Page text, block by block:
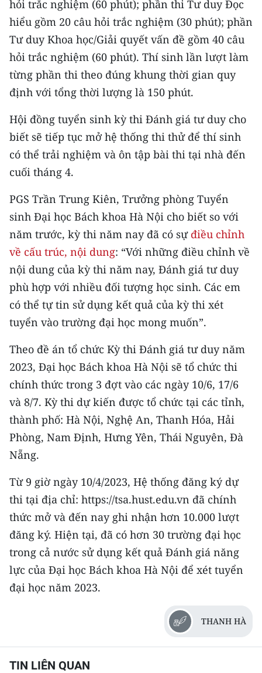
ENGLISH
中文
FRANÇAIS
РУССКИЙ
ESPAÑOL
한국어
hỏi trắc nghiệm (60 phút); phần thi Tư duy Đọc
hiểu gồm 20 câu hỏi trắc nghiệm (30 phút); phần
Tư duy Khoa học/Giải quyết vấn đề gồm 40 câu
hỏi trắc nghiệm (60 phút). Thí sinh lần lượt làm
từng phần thi theo đúng khung thời gian quy
định với tổng thời lượng là 150 phút.
Hội đồng tuyển sinh kỳ thi Đánh giá tư duy cho
biết sẽ tiếp tục mở hệ thống thi thử để thí sinh
có thể trải nghiệm và ôn tập bài thi tại nhà đến
cuối tháng 4.
PGS Trần Trung Kiên, Trưởng phòng Tuyển
sinh Đại học Bách khoa Hà Nội cho biết so với
năm trước, kỳ thi năm nay đã có sự điều chỉnh
về cấu trúc, nội dung: “Với những điều chỉnh về
nội dung của kỳ thi năm nay, Đánh giá tư duy
phù hợp với nhiều đối tượng học sinh. Các em
có thể tự tin sử dụng kết quả của kỳ thi xét
tuyển vào trường đại học mong muốn”.
Theo đề án tổ chức Kỳ thi Đánh giá tư duy năm
2023, Đại học Bách khoa Hà Nội sẽ tổ chức thi
chính thức trong 3 đợt vào các ngày 10/6, 17/6
và 8/7. Kỳ thi dự kiến được tổ chức tại các tỉnh,
thành phố: Hà Nội, Nghệ An, Thanh Hóa, Hải
Phòng, Nam Định, Hưng Yên, Thái Nguyên, Đà
Nẵng.
Từ 9 giờ ngày 10/4/2023, Hệ thống đăng ký dự
thi tại địa chỉ: https://tsa.hust.edu.vn đã chính
thức mở và đến nay ghi nhận hơn 10.000 lượt
đăng ký. Hiện tại, đã có hơn 30 trường đại học
trong cả nước sử dụng kết quả Đánh giá năng
lực của Đại học Bách khoa Hà Nội để xét tuyển
đại học năm 2023.
THANH HÀ
TIN LIÊN QUAN